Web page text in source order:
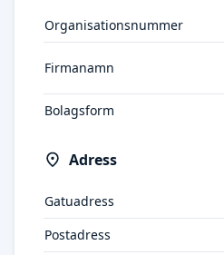
Organisationsnummer
Firmanamn
Bolagsform
Adress
Gatuadress
Postadress